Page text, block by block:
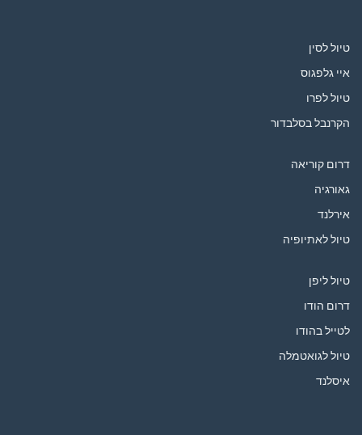
טיול לסין
איי גלפגוס
טיול לפרו
הקרנבל בסלבדור
דרום קוריאה
גאורגיה
אירלנד
טיול לאתיופיה
טיול ליפן
דרום הודו
לטייל בהודו
טיול לגואטמלה
איסלנד